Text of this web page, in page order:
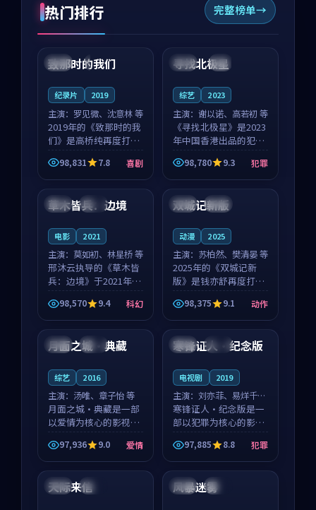
热门排行 完整榜单
中国 4K
99:22
致那时的我们
纪录片 2019
主演： 罗见微、沈意林 等
2019年的《致那时的我
们》是高桥纯再度打磨
的喜剧佳作。中国大陆
的取景与都市寓言的氛
围相互成就，罗见微与
沈意林的对手戏自然克
制，让整部影片在悬
98,831 7.8 喜剧
中国 4K
99:18
寻找北极星
综艺 2023
主演： 谢以诺、高若初 等
《寻找北极星》是2023
年中国香港出品的犯罪
新作，主创团队希望用
公路冒险的故事让观众
停下来想一想。谢以诺
领衔，高若初担任重要
角色，戚南柯的叙事
98,780 9.3 犯罪
泰国 独播
草木皆兵：边境
电影 2021
主演： 莫如初、林星桥 等
邢沐云执导的《草木皆
兵：边境》于2021年面
世，泰国的城市气质与
校园青春的人物心境共
同构筑了影片基调。莫
如初、林星桥用细腻的
表演撑起整部科幻电
98,570 9.4 科幻
中国 独播
双城记新版
动漫 2025
主演： 苏柏然、樊清晏 等
2025年的《双城记新
版》是钱亦舒再度打磨
的动作佳作。中国大陆
的取景与沙漠探险的氛
围相互成就，苏柏然与
樊清晏的对手戏自然克
制，让整部影片在悬念
98,375 9.1 动作
法国 独播
月面之城·典藏
综艺 2016
主演： 汤唯、章子怡 等
月面之城·典藏是一部
以爱情为核心的影视作
品，围绕危机、反转与
人物成长展开，整体节
奏紧凑，值得推荐观
看。
97,936 9.0 爱情
中国 热播
寒锋证人·纪念版
电视剧 2019
主演： 刘亦菲、易烊千玺
等
寒锋证人·纪念版是一
部以犯罪为核心的影视
作品，围绕危机、反转
与人物成长展开，整体
节奏紧凑，值得推荐观
看。
97,885 8.8 犯罪
中国 独播
天际来信 中国 热播
风暴迷雾